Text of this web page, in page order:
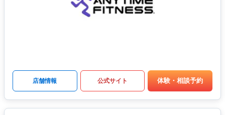
店舗情報 公式サイト 体験・相談予約